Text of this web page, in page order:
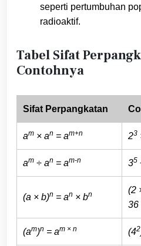
seperti pertumbuhan
radioaktif.
Tabel Sifat
Contohnya
Sifat Perpangkatan
am × an = am+n 23
am ÷ an = am-n 35
(a × b)n = an × bn (2
36
(am)n = am × n (42